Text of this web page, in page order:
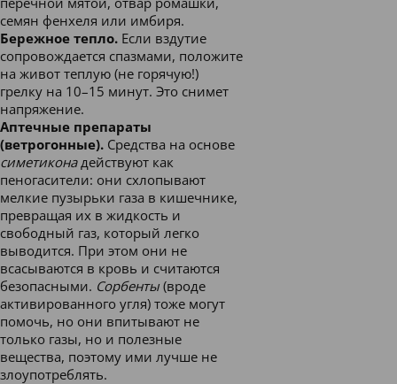
семян фенхеля или имбиря.
Бережное тепло. Если вздутие
сопровождается спазмами, положите
на живот теплую (не горячую!)
грелку на 10–15 минут. Это снимет
напряжение.
Аптечные препараты
(ветрогонные). Средства на основе
симетиконадействуют как
пеногасители: они схлопывают
мелкие пузырьки газа в кишечнике,
превращая их в жидкость и
свободный газ, который легко
выводится. При этом они не
всасываются в кровь и считаются
безопасными. Сорбенты (вроде
активированного угля) тоже могут
помочь, но они впитывают не
только газы, но и полезные
вещества, поэтому ими лучше не
злоупотреблять.